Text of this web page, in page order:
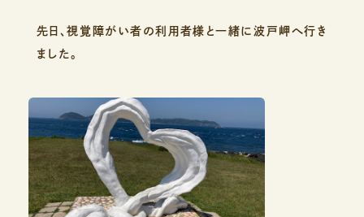
先日、視覚障がい者の利用者様と一緒に波戸岬へ行き
ました。